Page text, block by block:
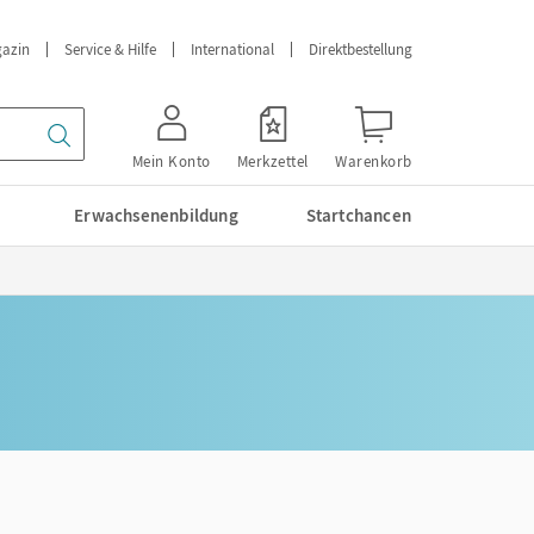
Service & Hilfe International Direktbestellung
Mein Konto Merkzettel Warenkorb
Erwachsenenbildung Startchancen